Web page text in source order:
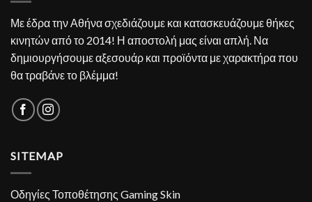
Με έδρα την Αθήνα σχεδιάζουμε και κατασκευάζουμε θήκες
κινητών από το 2014! Η αποστολή μας είναι απλή. Να
δημιουργήσουμε αξεσουάρ και προϊόντα με χαρακτήρα που
θα τραβάνε το βλέμμα!
SITEMAP
Οδηγίες Τοποθέτησης Gaming Skin